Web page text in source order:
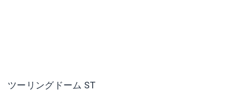
ツーリングドーム ST